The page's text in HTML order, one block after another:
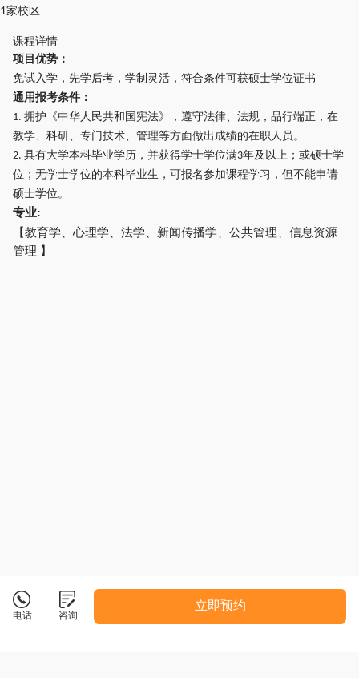
1家校区
课程详情
项目优势：
免试入学，先学后考，学制灵活，符合条件可获硕士学位证书
通用报考条件：
1. 拥护《中华人民共和国宪法》，遵守法律、法规，品行端正，在
教学、科研、专门技术、管理等方面做出成绩的在职人员。
2. 具有大学本科毕业学历，并获得学士学位满3年及以上； 或硕士学
位； 无学士学位的本科毕业生，可报名参加课程学习，但不能申请
硕士学位。
专业:
【教育学、心理学、法学、新闻传播学、公共管理、信息资源
管理 】
电话 咨询
立即预约